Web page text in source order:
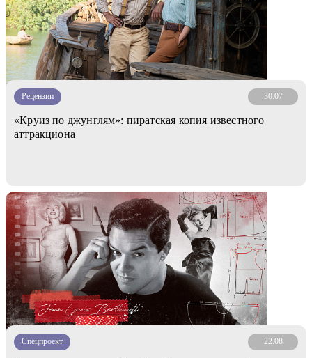
Рецензии 30.07
«Круиз по джунглям»: пиратская копия известного
аттракциона
Спецпроект 22.08